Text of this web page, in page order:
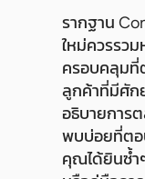
รากฐาน
ใหม่ควรรว
ครอบคลุมที่
ลูกค้าที่มีศัก
อธิบายการ
พบบ่อยที่ตอ
คุณได้ยินซ้ำ